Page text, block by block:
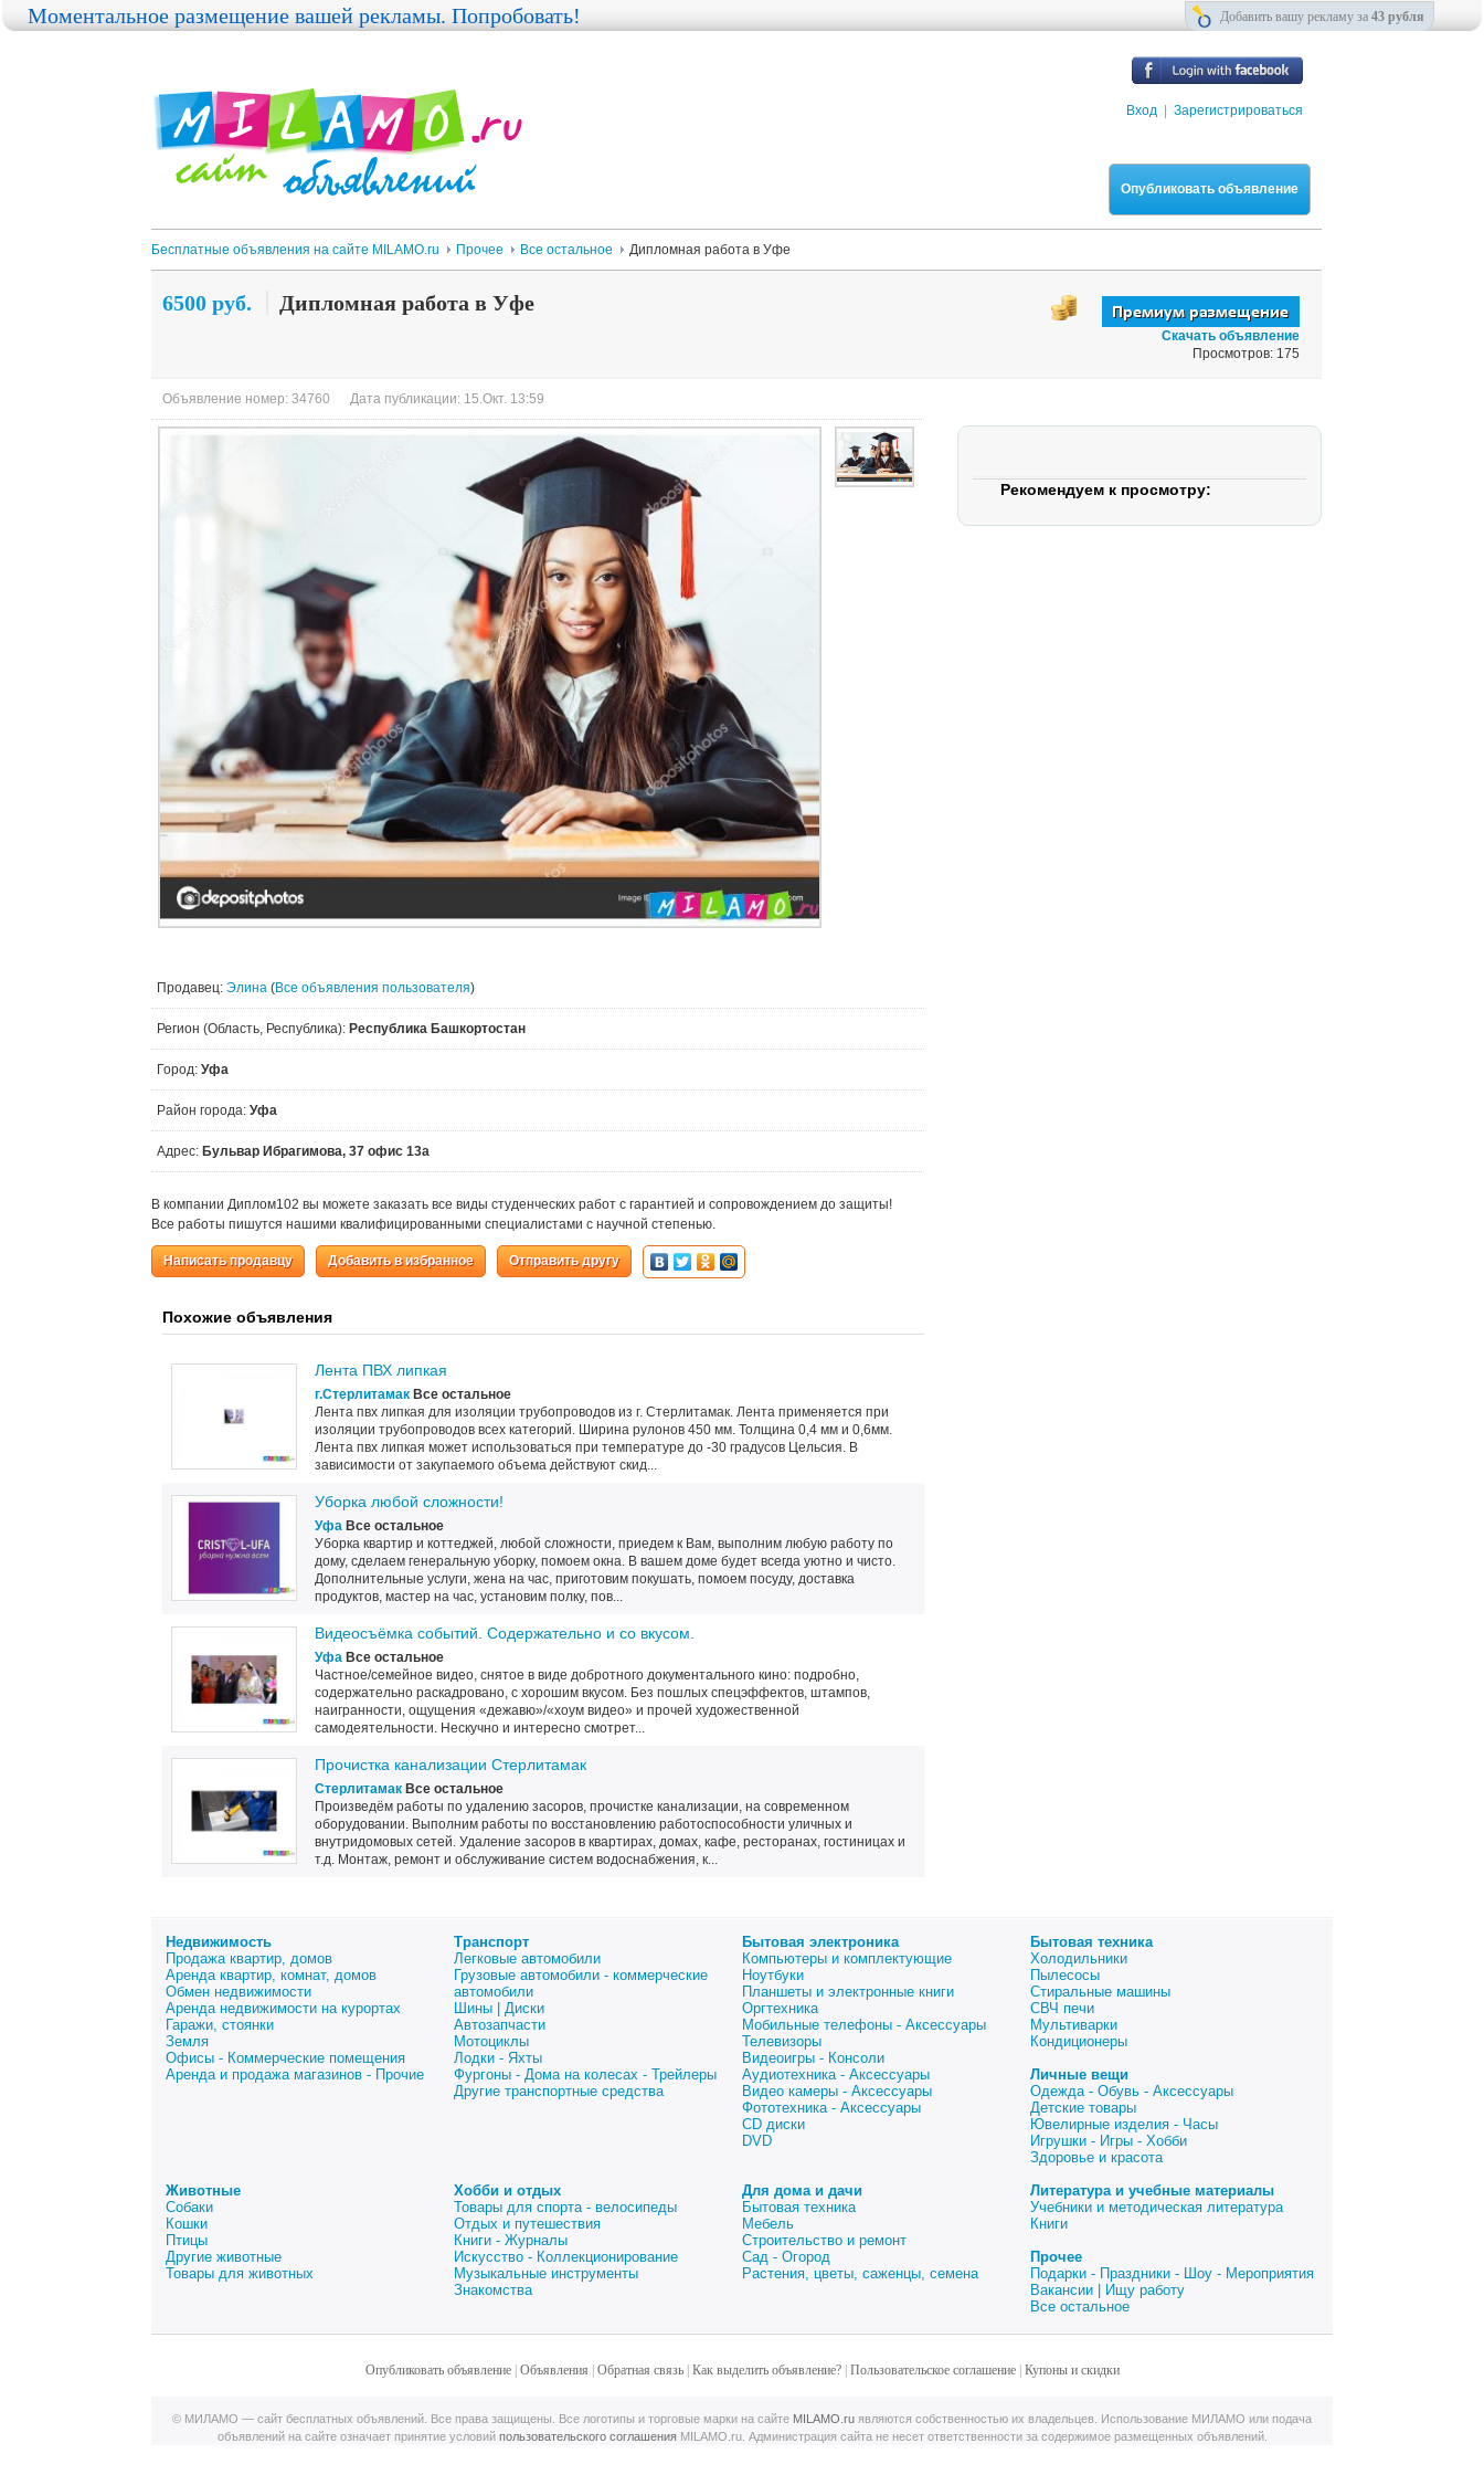
Вход Зарегистрироваться
Опубликовать объявление
Бесплатные объявления на сайте MILAMO.ru Прочее Все остальное Дипломная работа в Уфе
6500 руб. Дипломная работа в Уфе
Скачать объявление
Просмотров: 175
Объявление номер: 34760 Дата публикации: 15.Окт. 13:59
Продавец: Элина (Все объявления пользователя)
Регион (Область, Республика): Республика Башкортостан
Город: Уфа
Район города: Уфа
Адрес: Бульвар Ибрагимова, 37 офис 13а
В компании Диплом102 вы можете заказать все виды студенческих работ с гарантией и сопровождением до защиты!
Все работы пишутся нашими квалифицированными специалистами с научной степенью.
Написать продавцу Добавить в избранное Отправить другу
Похожие объявления
Лента ПВХ липкая
г.Стерлитамак Все остальное
Лента пвх липкая для изоляции трубопроводов из г. Стерлитамак. Лента применяется при
изоляции трубопроводов всех категорий. Ширина рулонов 450 мм. Толщина 0,4 мм и 0,6мм.
Лента пвх липкая может использоваться при температуре до -30 градусов Цельсия. В
зависимости от закупаемого объема действуют скид...
Уборка любой сложности!
Уфа Все остальное
Уборка квартир и коттеджей, любой сложности, приедем к Вам, выполним любую работу по
дому, сделаем генеральную уборку, помоем окна. В вашем доме будет всегда уютно и чисто.
Дополнительные услуги, жена на час, приготовим покушать, помоем посуду, доставка
продуктов, мастер на час, установим полку, пов...
Видеосъёмка событий. Содержательно и со вкусом.
Уфа Все остальное
Частное/семейное видео, снятое в виде добротного документального кино: подробно,
содержательно раскадровано, с хорошим вкусом. Без пошлых спецэффектов, штампов,
наигранности, ощущения «дежавю»/«хоум видео» и прочей художественной
самодеятельности. Нескучно и интересно смотрет...
Прочистка канализации Стерлитамак
Стерлитамак Все остальное
Произведём работы по удалению засоров, прочистке канализации, на современном
оборудовании. Выполним работы по восстановлению работоспособности уличных и
внутридомовых сетей. Удаление засоров в квартирах, домах, кафе, ресторанах, гостиницах и
т.д. Монтаж, ремонт и обслуживание систем водоснабжения, к...
Моментальное размещение вашей рекламы. Попробовать! Добавить вашу рекламу за 43 рубля
Рекомендуем к просмотру:
Недвижимость
Продажа квартир, домов
Аренда квартир, комнат, домов
Обмен недвижимости
Аренда недвижимости на курортах
Гаражи, стоянки
Земля
Офисы - Коммерческие помещения
Аренда и продажа магазинов - Прочие
Транспорт
Легковые автомобили
Грузовые автомобили - коммерческие
автомобили
Шины | Диски
Автозапчасти
Мотоциклы
Лодки - Яхты
Фургоны - Дома на колесах - Трейлеры
Другие транспортные средства
Бытовая электроника
Компьютеры и комплектующие
Ноутбуки
Планшеты и электронные книги
Оргтехника
Мобильные телефоны - Аксессуары
Телевизоры
Видеоигры - Консоли
Аудиотехника - Аксессуары
Видео камеры - Аксессуары
Фототехника - Аксессуары
CD диски
DVD
Бытовая техника
Холодильники
Пылесосы
Стиральные машины
СВЧ печи
Мультиварки
Кондиционеры
Личные вещи
Одежда - Обувь - Аксессуары
Детские товары
Ювелирные изделия - Часы
Игрушки - Игры - Хобби
Здоровье и красота
Животные
Собаки
Кошки
Птицы
Другие животные
Товары для животных
Хобби и отдых
Товары для спорта - велосипеды
Отдых и путешествия
Книги - Журналы
Искусство - Коллекционирование
Музыкальные инструменты
Знакомства
Для дома и дачи
Бытовая техника
Мебель
Строительство и ремонт
Сад - Огород
Растения, цветы, саженцы, семена
Литература и учебные материалы
Учебники и методическая литература
Книги
Прочее
Подарки - Праздники - Шоу - Мероприятия
Вакансии | Ищу работу
Все остальное
Опубликовать объявление| Объявления Обратная связь| Как выделить объявление?| Пользовательское соглашение| Купоны и скидки
© МИЛАМО — сайт бесплатных объявлений. Все права защищены. Все логотипы и торговые марки на сайте MILAMO.ru являются собственностью их владельцев. Использование МИЛАМО или подача
объявлений на сайте означает принятие условий пользовательского соглашенияMILAMO.ru. Администрация сайта не несет ответственности за содержимое размещенных объявлений.